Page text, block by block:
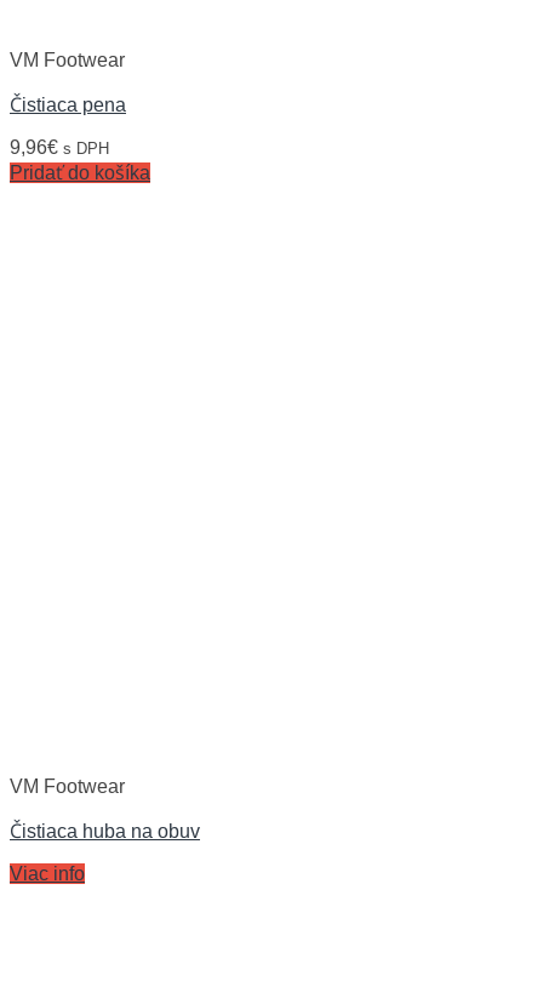
VM Footwear
Čistiaca pena
9,96€ s DPH
Pridať do košíka
VM Footwear
Čistiaca huba na obuv
Viac info